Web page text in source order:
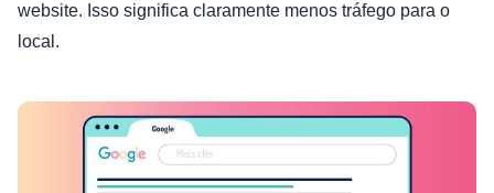
website. Isso significa claramente menos tráfego para o
local.